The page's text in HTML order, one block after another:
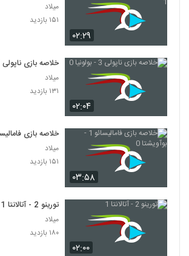
۰۲:۲۹
میلاد
۱۵۱ بازدید
۰۲:۰۴
خلاصه بازی ناپولی 3 - بولونیا 0
میلاد
۱۳۱ بازدید
۰۳:۵۸
خلاصه بازی فامالیسائو 1 -
میلاد
۱۵۱ بازدید
۰۲:۰۰
تورینو 2 - آتالانتا 1
میلاد
۱۸۰ بازدید